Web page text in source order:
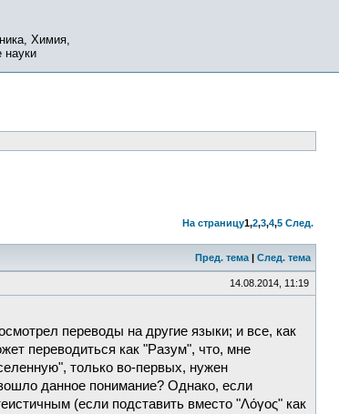
Химия,
науки
На страницу1,2,3,4,5 След.
Пред. тема | След. тема
14.08.2014, 11:19
переводы на другие языки; и все, как
переводиться как "Разум", что, мне
только во-первых, нужен
данное понимание? Однако, если
(если подставить вместо "Λόγος" как